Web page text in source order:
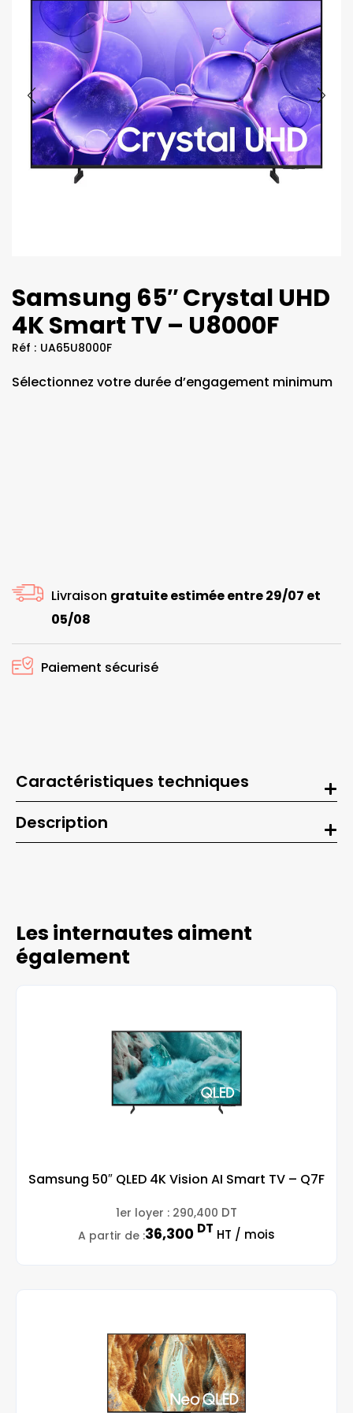
Samsung 65″ Crystal UHD
4K Smart TV – U8000F
Réf : UA65U8000F
Sélectionnez votre durée d’engagement minimum
Livraison gratuite estimée entre 29/07 et
05/08
Paiement sécurisé
Caractéristiques techniques
Description
Les internautes aiment
également
Samsung 50″ QLED 4K Vision AI Smart TV – Q7F
1er loyer : 290,400 DT
A partir de :36,300 DT HT / mois